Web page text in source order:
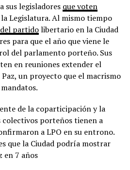
sus legisladores que voten
Legislatura. Al mismo tiempo
partidolibertario en la Ciudad
para que el año que viene le
del parlamento porteño. Sus
en reuniones extender el
un proyecto que el macrismo
de la coparticipación y la
colectivos porteños tienen a
a LPO en su entrono.
que la Ciudad podría mostrar
en 7 años